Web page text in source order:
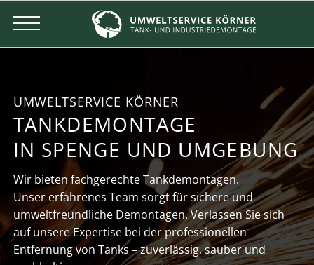
UMWELTSERVICE KÖRNER
TANKDEMONTAGE
IN SPENGE UND UMGEBUNG
Wir bieten fachgerechte Tankdemontagen.
Unser erfahrenes Team sorgt für sichere und
umweltfreundliche Demontagen. Verlassen Sie sich
auf unsere Expertise bei der professionellen
Entfernung von Tanks – zuverlässig, sauber und